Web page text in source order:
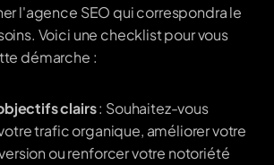
l'agence SEO qui correspondra le
Voici une checklist pour vous
démarche :
clairs : Souhaitez-vous
trafic organique, améliorer votre
ou renforcer votre notoriété